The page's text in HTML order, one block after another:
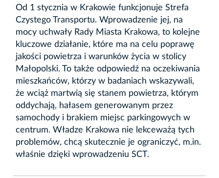
Od 1 stycznia w Krakowie funkcjonuje Strefa
Czystego Transportu. Wprowadzenie jej, na
mocy uchwały Rady Miasta Krakowa, to kolejne
kluczowe działanie, które ma na celu poprawę
jakości powietrza i warunków życia w stolicy
Małopolski. To także odpowiedź na oczekiwania
mieszkańców, którzy w badaniach wskazywali,
że wciąż martwią się stanem powietrza, którym
oddychają, hałasem generowanym przez
samochody i brakiem miejsc parkingowych w
centrum. Władze Krakowa nie lekceważą tych
problemów, chcą skutecznie je ograniczyć, m.in.
właśnie dzięki wprowadzeniu SCT.